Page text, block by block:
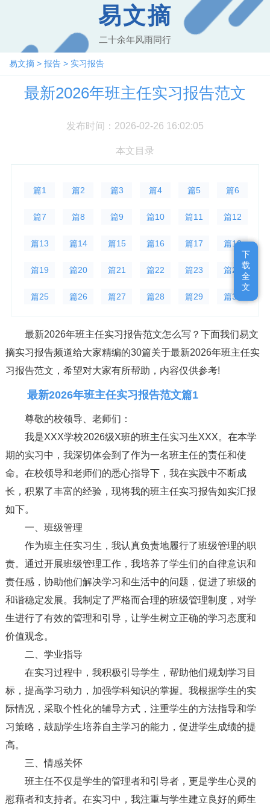
易文摘
二十余年风雨同行
易文摘 > 报告 > 实习报告
最新2026年班主任实习报告范文
发布时间：2026-02-26 16:02:05
本文目录
篇1 篇2 篇3 篇4 篇5 篇6
篇7 篇8 篇9 篇10 篇11 篇12
篇13 篇14 篇15 篇16 篇17 篇18
篇19 篇20 篇21 篇22 篇23 篇24
篇25 篇26 篇27 篇28 篇29 篇30
最新2026年班主任实习报告范文怎么写？下面我们易文
摘实习报告频道给大家精编的30篇关于最新2026年班主任实
习报告范文，希望对大家有所帮助，内容仅供参考!
最新2026年班主任实习报告范文篇1
尊敬的校领导、老师们：
我是XXX学校2026级X班的班主任实习生XXX。在本学
期的实习中，我深切体会到了作为一名班主任的责任和使
命。在校领导和老师们的悉心指导下，我在实践中不断成
长，积累了丰富的经验，现将我的班主任实习报告如实汇报
如下。
一、班级管理
作为班主任实习生，我认真负责地履行了班级管理的职
责。通过开展班级管理工作，我培养了学生们的自律意识和
责任感，协助他们解决学习和生活中的问题，促进了班级的
和谐稳定发展。我制定了严格而合理的班级管理制度，对学
生进行了有效的管理和引导，让学生树立正确的学习态度和
价值观念。
二、学业指导
在实习过程中，我积极引导学生，帮助他们规划学习目
标，提高学习动力，加强学科知识的掌握。我根据学生的实
际情况，采取个性化的辅导方式，注重学生的方法指导和学
习策略，鼓励学生培养自主学习的能力，促进学生成绩的提
高。
三、情感关怀
班主任不仅是学生的管理者和引导者，更是学生心灵的
慰藉者和支持者。在实习中，我注重与学生建立良好的师生
下
载
全
文
下
载
全
文